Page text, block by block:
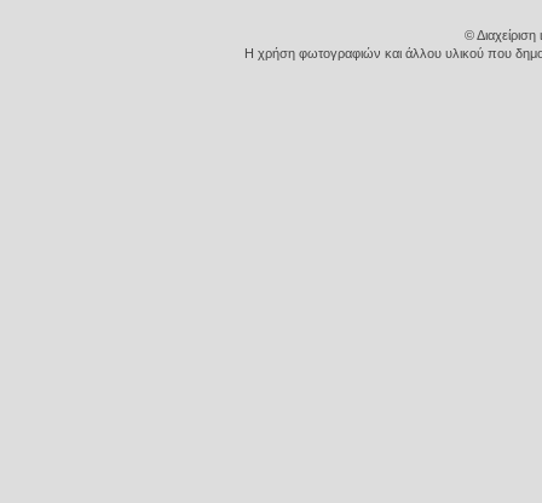
©
Η χρήση φωτογραφιών και άλλου υλικού που